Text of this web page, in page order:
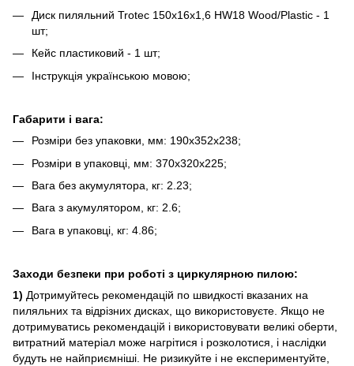
Диск пиляльний Trotec 150х16х1,6 HW18 Wood/Plastic - 1
шт;
Кейс пластиковий - 1 шт;
Інструкція українською мовою;
Габарити і вага:
Розміри без упаковки, мм: 190x352x238;
Розміри в упаковці, мм: 370х320х225;
Вага без акумулятора, кг: 2.23;
Вага з акумулятором, кг: 2.6;
Вага в упаковці, кг: 4.86;
Заходи безпеки при роботі з циркулярною пилою:
1) Дотримуйтесь рекомендацій по швидкості вказаних на
пиляльних та відрізних дисках, що використовуєте. Якщо не
дотримуватись рекомендацій і використовувати великі оберти,
витратний матеріал може нагрітися і розколотися, і наслідки
будуть не найприємніші. Не ризикуйте і не експериментуйте,